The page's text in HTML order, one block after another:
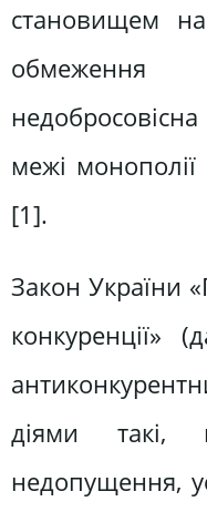
становищем
межі
[1].
Закон України
конкуренції»
діями такі,
недопущення,